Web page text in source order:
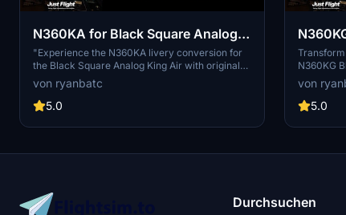
N360KA for Black Square Analog
King Air
"Experience the N360KA livery conversion for
the Black Square Analog King Air with original
textures by Byron B. Smith. Unzip to your
Community Folder. Created by ryanbatc."
von ryanbatc
5.0
King Air
N360KG
by
textures
von
5.0
Durchsuchen